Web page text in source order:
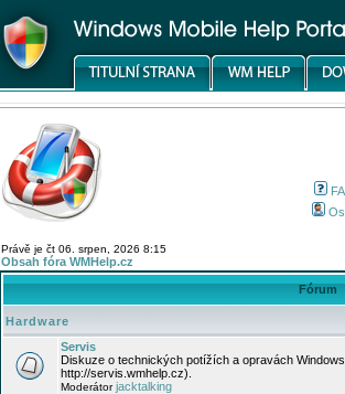
Právě je čt 06. srpen, 2026 8:15
Obsah fóra WMHelp.cz
Fórum
Hardware
Servis
Diskuze o technických potížích a opravách
http://servis.wmhelp.cz).
Moderátorjacktalking